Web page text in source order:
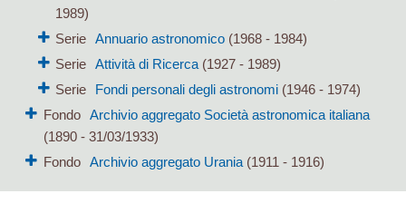
1989)
Serie Annuario astronomico(1968 - 1984)
Serie Attività di Ricerca(1927 - 1989)
Serie
Fondi personali degli astronomi(1946 - 1974)
Fondo
Archivio aggregato Società astronomica italiana
(1890 - 31/03/1933)
Fondo
Archivio aggregato Urania(1911 - 1916)